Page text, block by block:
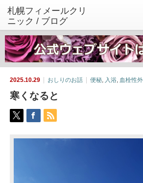
2025.10.29 おしりのお話 便秘, 入浴, 血栓性
寒くなると